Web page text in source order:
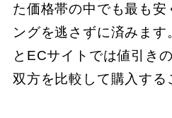
た価格帯の中でも最も安
ングを逃さずに済みま
とECサイトでは値引き
双方を比較して購入する